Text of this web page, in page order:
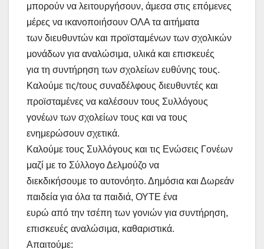
μπορούν να λειτουργήσουν, άμεσα στις επόμενες
μέρες να ικανοποιήσουν ΟΛΑ τα αιτήματα
των διευθυντών και προϊσταμένων των σχολικών
μονάδων για αναλώσιμα, υλικά και επισκευές
για τη συντήρηση των σχολείων ευθύνης τους.
Καλούμε τις/τους συναδέλφους διευθυντές και
προϊσταμένες να καλέσουν τους Συλλόγους
γονέων των σχολείων τους και να τους
ενημερώσουν σχετικά.
Καλούμε τους Συλλόγους και τις Ενώσεις Γονέων
μαζί με το Σύλλογο Δελμούζο να
διεκδικήσουμε το αυτονόητο. Δημόσια και Δωρεάν
παιδεία για όλα τα παιδιά, ΟΥΤΕ ένα
ευρώ από την τσέπη των γονιών για συντήρηση,
επισκευές αναλώσιμα, καθαριστικά.
Απαιτούμε: